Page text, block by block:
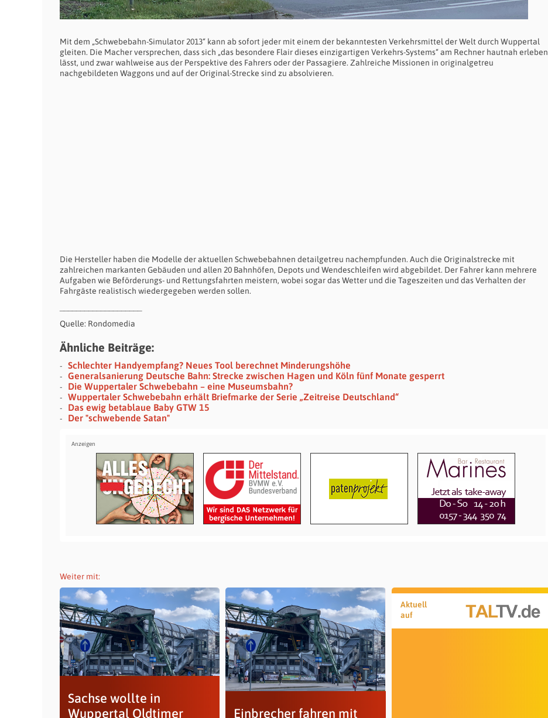
Mit dem „Schwebebahn-Simulator 2013“ kann ab sofort jeder mit einem der bekanntesten Verkehrsmittel der Welt durch Wuppertal
gleiten. Die Macher versprechen, dass sich „das besondere Flair dieses einzigartigen Verkehrs-Systems“ am Rechner hautnah erleben
lässt, und zwar wahlweise aus der Perspektive des Fahrers oder der Passagiere. Zahlreiche Missionen in originalgetreu
nachgebildeten Waggons und auf der Original-Strecke sind zu absolvieren.
Die Hersteller haben die Modelle der aktuellen Schwebebahnen detailgetreu nachempfunden. Auch die Originalstrecke mit
zahlreichen markanten Gebäuden und allen 20 Bahnhöfen, Depots und Wendeschleifen wird abgebildet. Der Fahrer kann mehrere
Aufgaben wie Beförderungs- und Rettungsfahrten meistern, wobei sogar das Wetter und die Tageszeiten und das Verhalten der
Fahrgäste realistisch wiedergegeben werden sollen.
Quelle: Rondomedia
Ähnliche Beiträge:
Schlechter Handyempfang? Neues Tool berechnet Minderungshöhe
Generalsanierung Deutsche Bahn: Strecke zwischen Hagen und Köln fünf Monate gesperrt
Die Wuppertaler Schwebebahn – eine Museumsbahn?
Wuppertaler Schwebebahn erhält Briefmarke der Serie „Zeitreise Deutschland“
Das ewig betablaue Baby GTW 15
Der "schwebende Satan"
Weiter mit:
Sachse wollte in
Wuppertal Oldtimer
Einbrecher fahren mit
Aktuell
auf